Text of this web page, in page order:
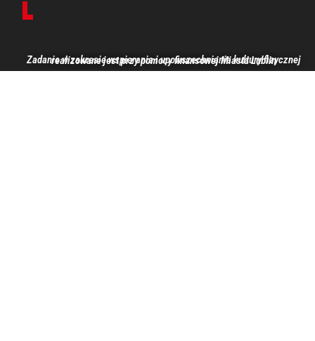
Zadanie w zakresie wspierania i upowszechniania kultury fizycznej realizowane jest przy pomocy finansowej Miasta Lublin